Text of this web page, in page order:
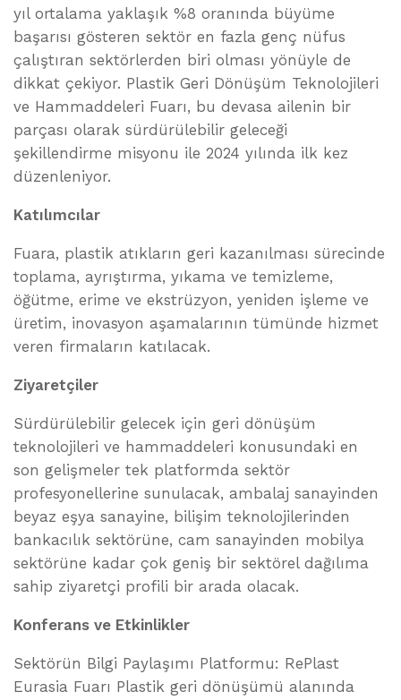
yıl ortalama yaklaşık %8 oranında büyüme
başarısı gösteren sektör en fazla genç nüfus
çalıştıran sektörlerden biri olması yönüyle de
dikkat çekiyor. Plastik Geri Dönüşüm Teknolojileri
ve Hammaddeleri Fuarı, bu devasa ailenin bir
parçası olarak sürdürülebilir geleceği
şekillendirme misyonu ile 2024 yılında ilk kez
düzenleniyor.
Katılımcılar
Fuara, plastik atıkların geri kazanılması sürecinde
toplama, ayrıştırma, yıkama ve temizleme,
öğütme, erime ve ekstrüzyon, yeniden işleme ve
üretim, inovasyon aşamalarının tümünde hizmet
veren firmaların katılacak.
Ziyaretçiler
Sürdürülebilir gelecek için geri dönüşüm
teknolojileri ve hammaddeleri konusundaki en
son gelişmeler tek platformda sektör
profesyonellerine sunulacak, ambalaj sanayinden
beyaz eşya sanayine, bilişim teknolojilerinden
bankacılık sektörüne, cam sanayinden mobilya
sektörüne kadar çok geniş bir sektörel dağılıma
sahip ziyaretçi profili bir arada olacak.
Konferans ve Etkinlikler
Sektörün Bilgi Paylaşımı Platformu: RePlast
Eurasia Fuarı Plastik geri dönüşümü alanında